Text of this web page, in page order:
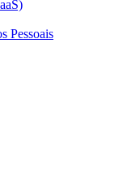
Pessoais